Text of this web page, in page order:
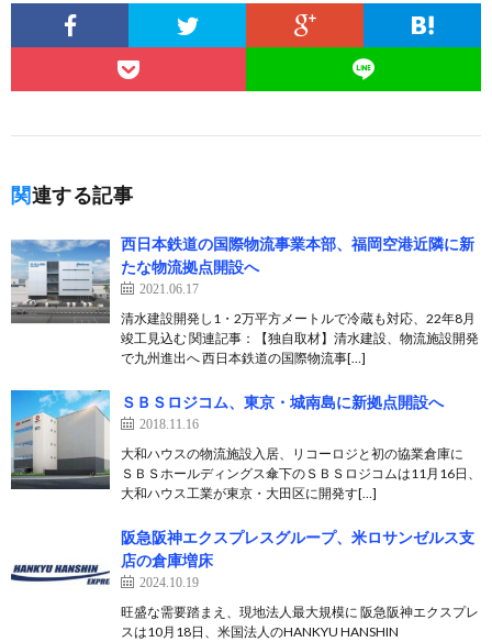
関連する記事
西日本鉄道の国際物流事業本部、福岡空港近隣に新
たな物流拠点開設へ
2021.06.17
清水建設開発し1・2万平方メートルで冷蔵も対応、22年8月
竣工見込む 関連記事：【独自取材】清水建設、物流施設開発
で九州進出へ 西日本鉄道の国際物流事[…]
ＳＢＳロジコム、東京・城南島に新拠点開設へ
2018.11.16
大和ハウスの物流施設入居、リコーロジと初の協業倉庫に
ＳＢＳホールディングス傘下のＳＢＳロジコムは11月16日、
大和ハウス工業が東京・大田区に開発す[…]
阪急阪神エクスプレスグループ、米ロサンゼルス支
店の倉庫増床
2024.10.19
旺盛な需要踏まえ、現地法人最大規模に 阪急阪神エクスプレ
スは10月18日、米国法人のHANKYU HANSHIN